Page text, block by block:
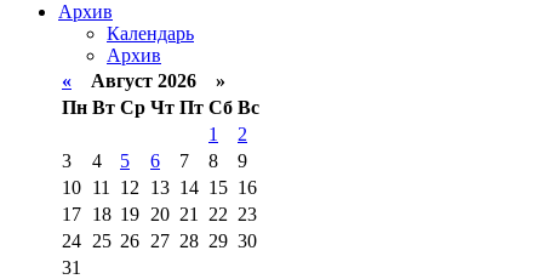
Архив
Календарь
Архив
« Август 2026 »
Пн Вт Ср Чт Пт Сб Вс
1
2
3
4 5 6 7 8
9
10 11 12 13 14 15 16
17 18 19 20 21 22 23
24 25 26 27 28 29 30
31